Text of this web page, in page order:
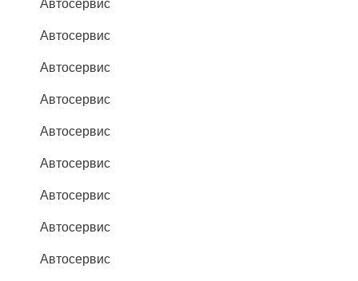
Автосервис
Автосервис
Автосервис
Автосервис
Автосервис
Автосервис
Автосервис
Автосервис